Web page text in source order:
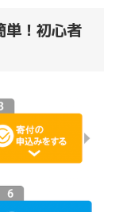
単！初心者